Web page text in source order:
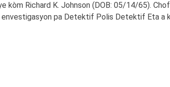
kòm Richard K. Johnson (DOB: 05/14/65).
envestigasyon pa Detektif Polis Detektif Eta a